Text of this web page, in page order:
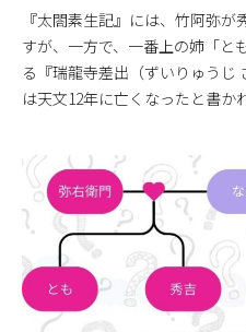
『太閤素生記』には、竹阿弥
すが、一方で、一番上の姉「と
る『瑞龍寺差出（ずいりゅうじ
は天文12年に亡くなったと書か